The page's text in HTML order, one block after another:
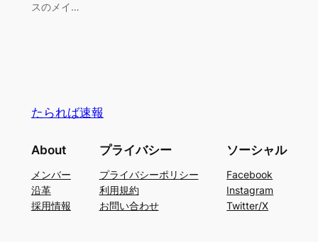
スのメイ…
たられば速報
About
メンバー
沿革
採用情報
プライバシー
プライバシーポリシー
利用規約
お問い合わせ
ソーシャル
Facebook
Instagram
Twitter/X